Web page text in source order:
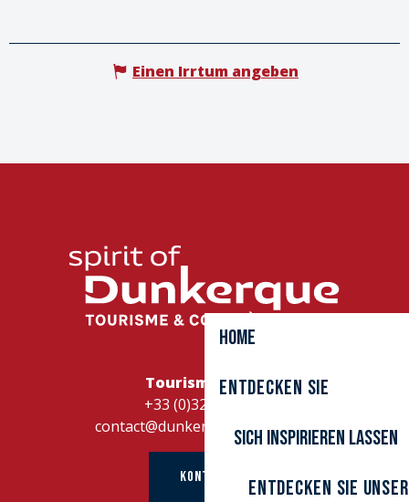
Home
Entdecken Sie
Sich inspirieren lassen
Entdecken Sie
Einen Irrtum angeben
Tourismusbüro
+33 (0)328262728
contact@dunkerque-tourisme.fr
KONTAKT